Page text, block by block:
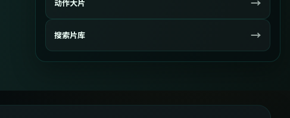
动作大片
搜索片库 →